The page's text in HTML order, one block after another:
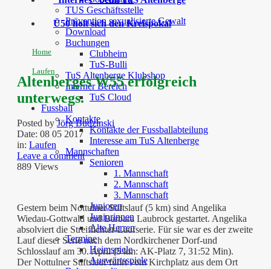
TUS Geschäftsstelle
Prävention sexualisierte Gewalt
Download
Buchungen
Clubheim
TuS-Bulli
TuS Altenberge Klubshop
Interner Bereich
TuS Cloud
Fussball
Kontakte
Kontakte der Fussballabteilung
Interesse am TuS Altenberge
Mannschaften
Senioren
1. Mannschaft
2. Mannschaft
3. Mannschaft
Junioren
Juniorinnen
Alte Herren
Termine
Heimspiele
Auswärtsspiele
Ü50 holt sich den Kreispokal
Home
Laufen
Altenberges W55 erfolgreich
unterwegs.
Posted byJörg Budzinski
Date: 08 05 2017
in: Laufen
Leave a comment
889 Views
Gestern beim Nottulner Stiftslauf (5 km) sind Angelika
Wiedau-Gottwald und Barbara Laubrock gestartet. Angelika
absolviert die Streiflichter-Laufserie. Für sie war es der zweite
Lauf dieser Serie nach dem Nordkirchener Dorf-und
Schlosslauf am 30. April (5 km: AK-Platz 7, 31:52 Min).
Der Nottulner Stiftslauf führt vom Kirchplatz aus dem Ort